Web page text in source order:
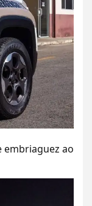
embriaguez ao